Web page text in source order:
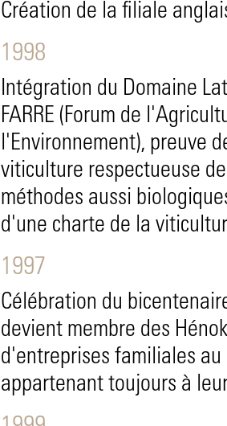
Création de la filiale
1998
Intégration du Domaine
FARRE (Forum de
l'Environnement), preuve
viticulture respectueuse
méthodes aussi
d'une charte de la
1997
Célébration du
devient membre des
d'entreprises familiales
appartenant toujours à